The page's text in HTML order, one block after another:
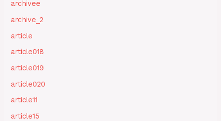
archivee
archive_2
article
article018
article019
article020
article11
article15